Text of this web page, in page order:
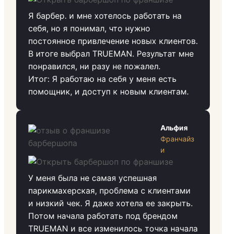
Я барбер. и мне хотелось работать на
себя, но я понимал, что нужно
постоянное привлечение новых клиентов.
В итоге выбрал TRUEMAN. Результат мне
понравился, ни разу не пожалел.
Итог: Я работаю на себя у меня есть
помощник, и доступ к новым клиентам.
Альфия
Франчайз
и
У меня была не самая успешная
парикмахерская, проблема с клиентами
и низкий чек. Я даже хотела ее закрыть.
Потом начала работать под брендом
TRUEMAN и все изменилось точка начала